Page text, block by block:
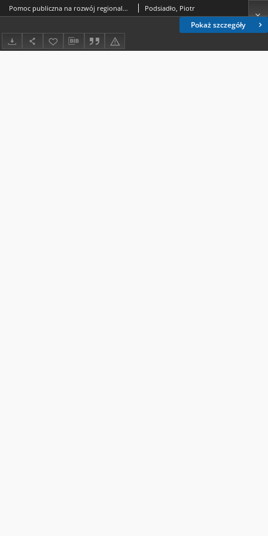
Pokaż szczegóły
Pomoc publiczna na rozwój regionalny – perspektywa wzrostu gospodarczego i zadłużenia sektora general government w państwach członkowskich UE Podsiadło, Piotr